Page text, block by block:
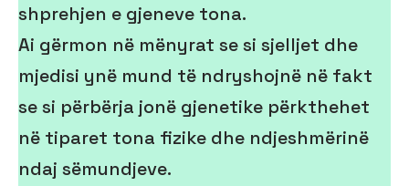
shprehjen e gjeneve tona.
Ai gërmon në mënyrat se si sjelljet dhe
mjedisi ynë mund të ndryshojnë në fakt
se si përbërja jonë gjenetike përkthehet
në tiparet tona fizike dhe ndjeshmërinë
ndaj sëmundjeve.